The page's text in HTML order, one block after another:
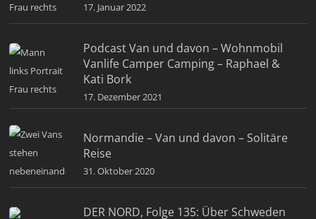
17. Januar 2022
Podcast Van und davon – Wohnmobil
Vanlife Camper Camping – Raphael &
Kati Bork
17. Dezember 2021
Normandie – Van und davon – Solitäre
Reise
31. Oktober 2020
DER NORD, Folge 135: Über Schweden